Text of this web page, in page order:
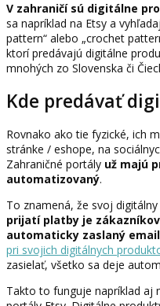
V zahraničí sú digitálne
sa napríklad na Etsy a
pattern“ alebo „crochet
ktorí predávajú digitálne
mnohých zo Slovenska či
Kde predávať
Rovnako ako tie fyzické, ich
stránke / eshope, na
Zahraničné portály už majú
automatizovaný.
To znamená, že svoj
prijatí platby je
automaticky zaslaný
pri svojich digitálnych
zasielať, všetko sa deje
Takto to funguje napríklad aj